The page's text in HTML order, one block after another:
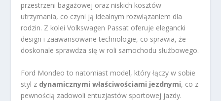
przestrzeni bagażowej oraz niskich kosztów
utrzymania, co czyni ją idealnym rozwiązaniem dla
rodzin. Z kolei Volkswagen Passat oferuje elegancki
design i zaawansowane technologie, co sprawia, że
doskonale sprawdza się w roli samochodu służbowego.
Ford Mondeo to natomiast model, który łączy w sobie
styl z dynamicznymi właściwościami jezdnymi, co z
pewnością zadowoli entuzjastów sportowej jazdy.